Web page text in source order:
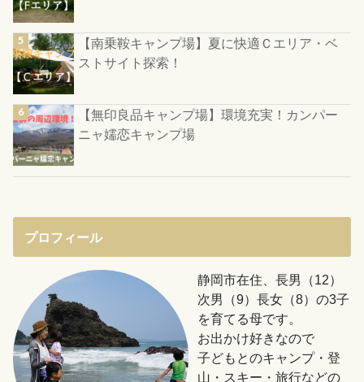
【南乗鞍キャンプ場】夏に快適Ｃエリア・ベ
ストサイト探索！
【無印良品キャンプ場】環境充実！カンパー
ニャ嬬恋キャンプ場
プロフィール
静岡市在住、長男（12）
次男（9）長女（8）の3子
を育てる母です。
お出かけ好きなので
子どもとのキャンプ・登
山・スキー・旅行などの